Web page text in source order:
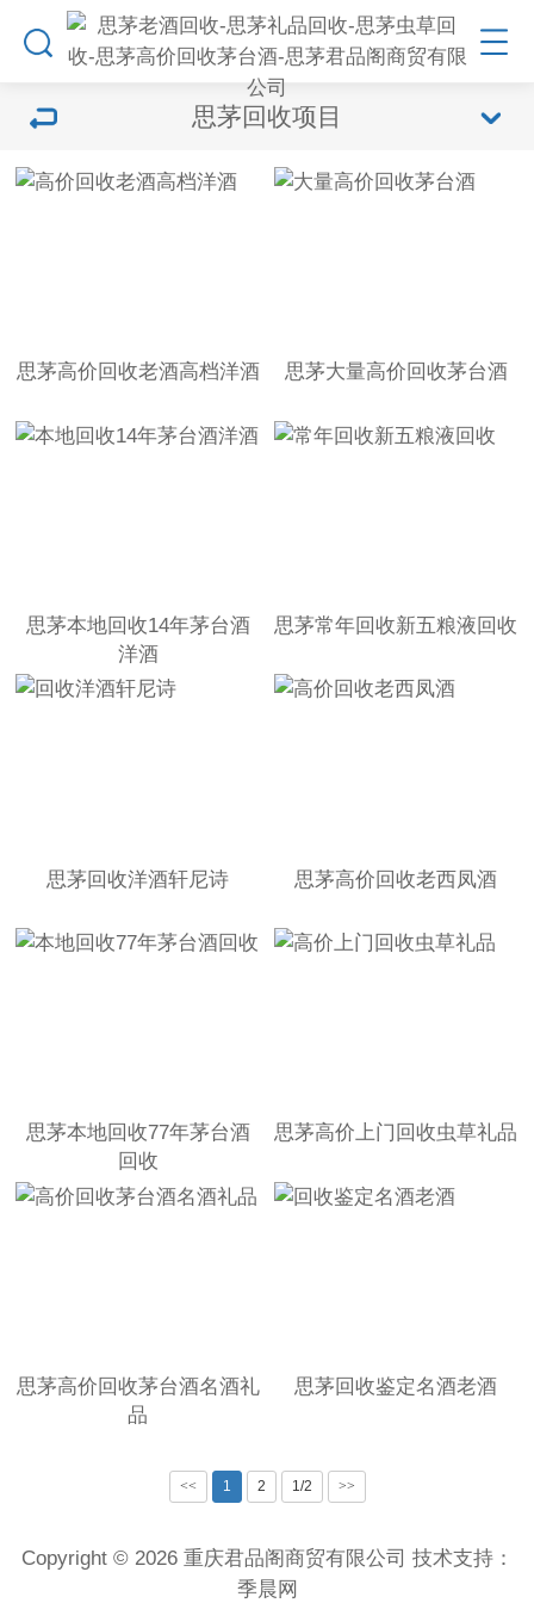
思茅回收项目
思茅高价回收老酒高档洋酒 思茅大量高价回收茅台酒
思茅本地回收14年茅台酒
洋酒
思茅常年回收新五粮液回收
思茅回收洋酒轩尼诗 思茅高价回收老西凤酒
思茅本地回收77年茅台酒
回收
思茅高价上门回收虫草礼品
思茅高价回收茅台酒名酒礼
品
思茅回收鉴定名酒老酒
<< 1 2 1/2 >>
Copyright © 2026 重庆君品阁商贸有限公司 技术支持：
季晨网